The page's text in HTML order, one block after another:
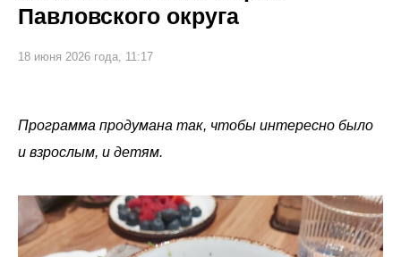
Павловского округа
18 июня 2026 года, 11:17
Программа продумана так, чтобы интересно было
и взрослым, и детям.